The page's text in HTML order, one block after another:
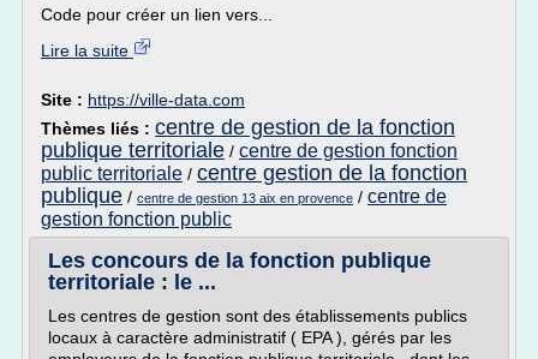
Code pour créer un lien vers...
Lire la suite
Site : https://ville-data.com
Thèmes liés : centre de gestion de la fonction
publique territoriale / centre de gestion fonction
public territoriale / centre gestion de la fonction
publique / centre de gestion 13 aix en provence / centre de
gestion fonction public
Les concours de la fonction publique
territoriale : le ...
Les centres de gestion sont des établissements publics
locaux à caractère administratif ( EPA ), gérés par les